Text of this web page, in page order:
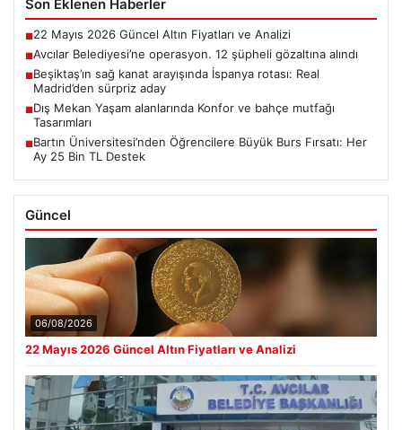
Son Eklenen Haberler
■22 Mayıs 2026 Güncel Altın Fiyatları ve Analizi
■Avcılar Belediyesi’ne operasyon. 12 şüpheli gözaltına alındı
■Beşiktaş’ın sağ kanat arayışında İspanya rotası: Real
Madrid’den sürpriz aday
■Dış Mekan Yaşam alanlarında Konfor ve bahçe mutfağı
Tasarımları
■Bartın Üniversitesi’nden Öğrencilere Büyük Burs Fırsatı: Her
Ay 25 Bin TL Destek
Güncel
06/08/2026
22 Mayıs 2026 Güncel Altın Fiyatları ve Analizi